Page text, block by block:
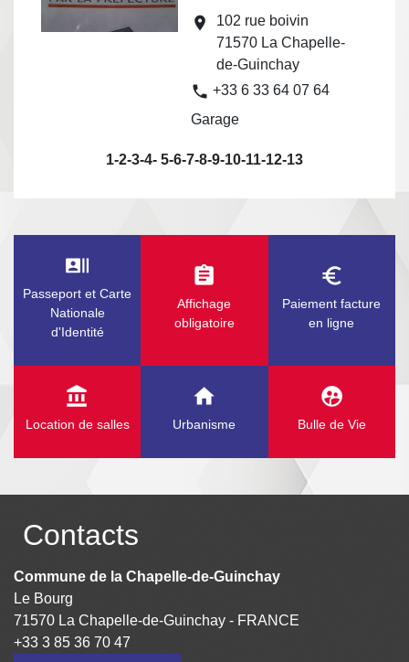
location_on
102 rue boivin
71570 La Chapelle-
de-Guinchay
phone +33 6 33 64 07 64
Garage
1-2-3-4- 5-6-7-8-9-10-11-12-13
recent_actors
Passeport et Carte
Nationale
d'Identité
assignment
Affichage
obligatoire
euro_symbol
Paiement facture
en ligne
account_balance
Location de salles
home
Urbanisme
supervised_user_circle
Bulle de Vie
Contacts
Commune de la Chapelle-de-Guinchay
Le Bourg
71570 La Chapelle-de-Guinchay - FRANCE
+33 3 85 36 70 47